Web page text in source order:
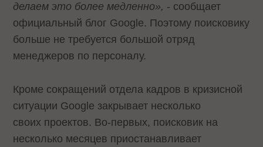
делаем это более медленно», - сообщает
официальный блог Google. Поэтому поисковику
больше не требуется большой отряд
менеджеров по персоналу.
Кроме сокращений отдела кадров в кризисной
ситуации Google закрывает несколько
своих проектов. Во-первых, поисковик на
несколько месяцев приостанавливает